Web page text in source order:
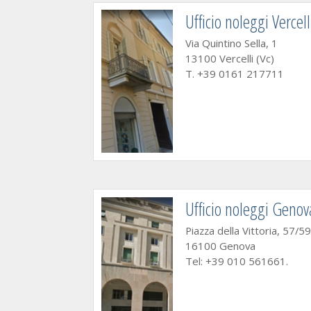
Ufficio noleggi
Via Quintino Sella, 1
13100 Vercelli (Vc)
T. +39 0161 217711
Ufficio noleggi
Piazza della Vittoria, 57/
16100 Genova
Tel: +39 010 561661.